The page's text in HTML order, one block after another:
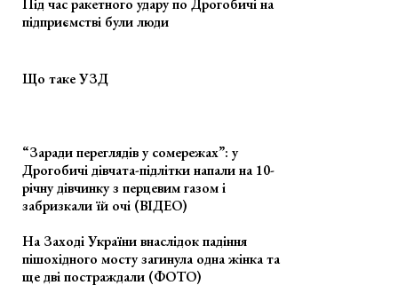
Під час ракетного удару по Дрогобичі на
підприємстві були люди
Що таке УЗД
“Заради переглядів у сомережах”: у
Дрогобичі дівчата-підлітки напали на 10-
річну дівчинку з перцевим газом і
забризкали їй очі (ВІДЕО)
На Заході України внаслідок падіння
пішохідного мосту загинула одна жінка та
ще дві постраждали (ФОТО)